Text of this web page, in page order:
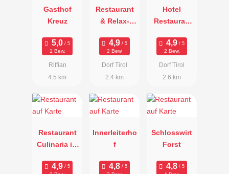
Gasthof
Kreuz
1 Bew.
Riffian
4.5 km
Restaurant
& Relax-
2 Bew.
Dorf Tirol
2.4 km
Hotel
Restauran
2 Bew.
Dorf Tirol
2.6 km
Restaurant
Culinaria im
Innerleiterho
f
Schlosswirt
Forst